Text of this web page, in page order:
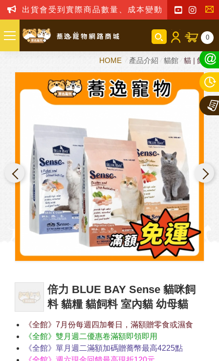
出貨會受到實際商品數量、成本變動之影響，我司保
聯
我
們
0
HOME 產品介紹 貓館 貓 | 飼料
倍力 BLUE BAY Sense 貓咪飼
料 貓糧 貓飼料 室內貓 幼母貓
《全館》7月份每週四加餐日，滿額贈零食或濕食
《全館》雙月週二優惠卷滿額即領即用
《全館》單月週二滿額加碼贈蕎幣最高4225點